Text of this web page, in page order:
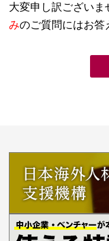
大変申し訳ございま
みのご質問にはお答